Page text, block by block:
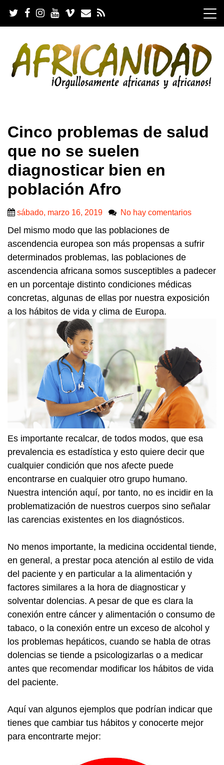
i
Cinco problemas de salud
que no se suelen
diagnosticar bien en
población Afro
sábado, marzo 16, 2019 No hay comentarios
Del mismo modo que las poblaciones de
ascendencia europea son más propensas a sufrir
determinados problemas, las poblaciones de
ascendencia africana somos susceptibles a padecer
en un porcentaje distinto condiciones médicas
concretas, algunas de ellas por nuestra exposición
a los hábitos de vida y clima de Europa.
Es importante recalcar, de todos modos, que esa
prevalencia es estadística y esto quiere decir que
cualquier condición que nos afecte puede
encontrarse en cualquier otro grupo humano.
Nuestra intención aquí, por tanto, no es incidir en la
problematización de nuestros cuerpos sino señalar
las carencias existentes en los diagnósticos.
No menos importante, la medicina occidental tiende,
en general, a prestar poca atención al estilo de vida
del paciente y en particular a la alimentación y
factores similares a la hora de diagnosticar y
solventar dolencias. A pesar de que es clara la
conexión entre cáncer y alimentación o consumo de
tabaco, o la conexión entre un exceso de alcohol y
los problemas hepáticos, cuando se habla de otras
dolencias se tiende a psicologizarlas o a medicar
antes que recomendar modificar los hábitos de vida
del paciente.
Aquí van algunos ejemplos que podrían indicar que
tienes que cambiar tus hábitos y conocerte mejor
para encontrarte mejor: